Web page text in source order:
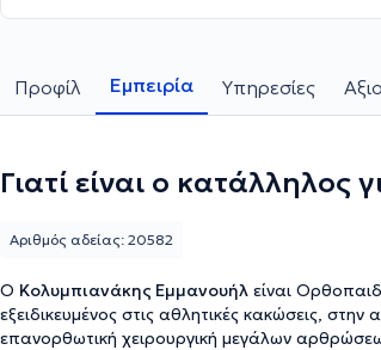
Προφίλ Εμπειρία Υπηρεσίες
Γιατί είναι ο κατάλληλος
Ο Κολυμπιανάκης Εμμανουήλ είναι
εξειδικευμένος στις αθλητικές κακώσεις,
επανορθωτική χειρουργική μεγάλων
Αριθμός αδείας: 20582